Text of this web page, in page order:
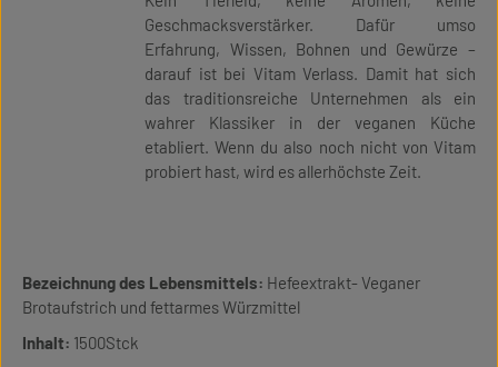
Geschmacksverstärker. Dafür umso
Erfahrung, Wissen, Bohnen und Gewürze –
darauf ist bei Vitam Verlass. Damit hat sich
das traditionsreiche Unternehmen als ein
wahrer Klassiker in der veganen Küche
etabliert. Wenn du also noch nicht von Vitam
probiert hast, wird es allerhöchste Zeit.
Bezeichnung des Lebensmittels: Hefeextrakt- Veganer
Brotaufstrich und fettarmes Würzmittel
Inhalt: 1500Stck